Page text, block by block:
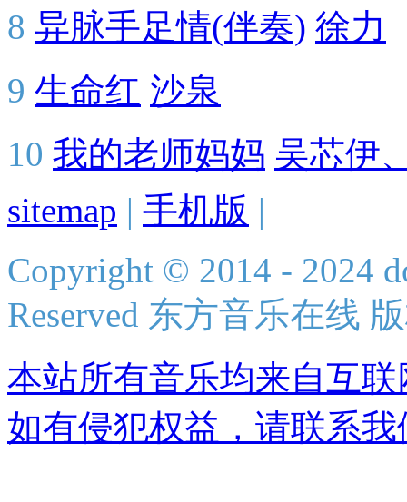
8 异脉手足情(伴奏) 徐力
9 生命红 沙泉
10 我的老师妈妈 吴芯伊
sitemap | 手机版 |
Copyright © 2014 - 2024
Reserved 东方音乐在线
本站所有音乐均来自互
如有侵犯权益，请联系